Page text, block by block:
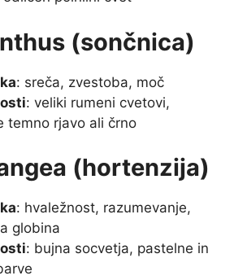
(sončnica)
: sreča, zvestoba, moč
: veliki rumeni cvetovi,
temno rjavo ali črno
(hortenzija)
: hvaležnost, razumevanje,
globina
: bujna socvetja, pastelne in